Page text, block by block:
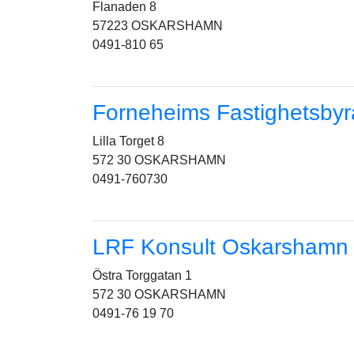
Flanaden 8
57223 OSKARSHAMN
0491-810 65
Forneheims
Lilla Torget 8
572 30 OSKARSHAMN
0491-760730
LRF Konsult Oskarshamn
Östra Torggatan 1
572 30 OSKARSHAMN
0491-76 19 70